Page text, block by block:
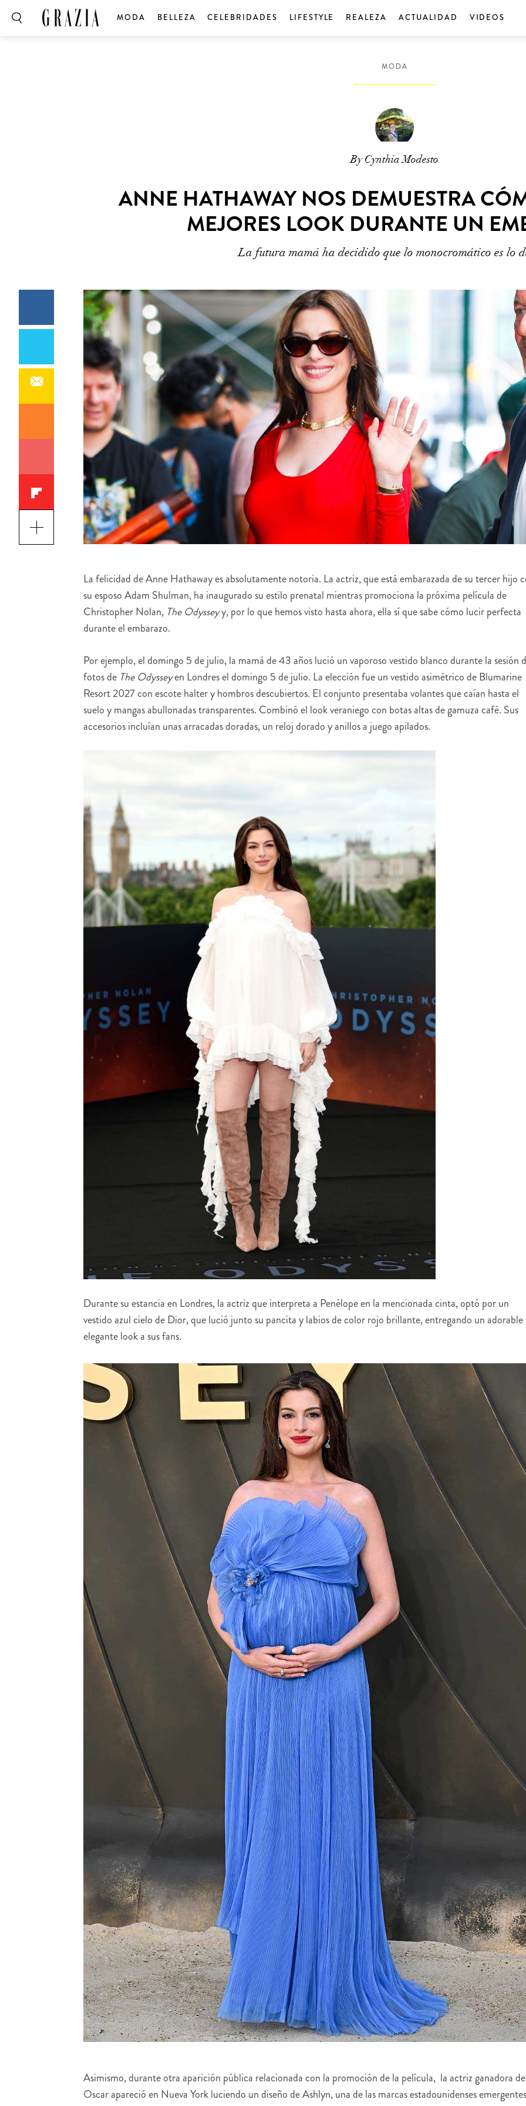
MODA BELLEZA CELEBRIDADES LIFESTYLE REALEZA ACTUALIDAD VIDEOS
MODA
By Cynthia Modesto
ANNE HATHAWAY NOS DEMUESTRA
MEJORES LOOK DURANTE UN
La futura mamá ha decidido que lo monocromático es lo
La felicidad de Anne Hathaway es absolutamente notoria. La actriz, que está embarazada de su tercer hijo
su esposo Adam Shulman, ha inaugurado su estilo prenatal mientras promociona la próxima película de
Christopher Nolan, The Odysseyy, por lo que hemos visto hasta ahora, ella sí que sabe cómo lucir perfecta
durante el embarazo.
Por ejemplo, el domingo 5 de julio, la mamá de 43 años lució un vaporoso vestido blanco durante la sesión
fotos de The Odysseyen Londres el domingo 5 de julio. La elección fue un vestido asimétrico de Blumarine
Resort 2027 con escote halter y hombros descubiertos. El conjunto presentaba volantes que caían hasta el
suelo y mangas abullonadas transparentes. Combinó el look veraniego con botas altas de gamuza café. Sus
accesorios incluían unas arracadas doradas, un reloj dorado y anillos a juego apilados.
Durante su estancia en Londres, la actriz que interpreta a Penélope en la mencionada cinta, optó por un
vestido azul cielo de Dior, que lució junto su pancita y labios de color rojo brillante, entregando un adorable
elegante look a sus fans.
Asimismo, durante otra aparición pública relacionada con la promoción de la película, la actriz ganadora
Oscar apareció en Nueva York luciendo un diseño de Ashlyn, una de las marcas estadounidenses emergentes